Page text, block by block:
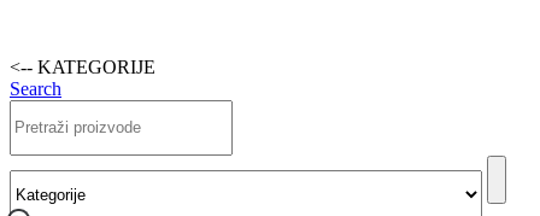
<-- KATEGORIJE
Search